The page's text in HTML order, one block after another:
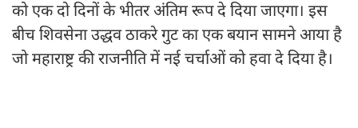
को एक दो दिनों के भीतर अंतिम रूप दे दिया जाएगा। इस
बीच शिवसेना उद्धव ठाकरे गुट का एक बयान सामने आया है
जो महाराष्ट्र की राजनीति में नई चर्चाओं को हवा दे दिया है।